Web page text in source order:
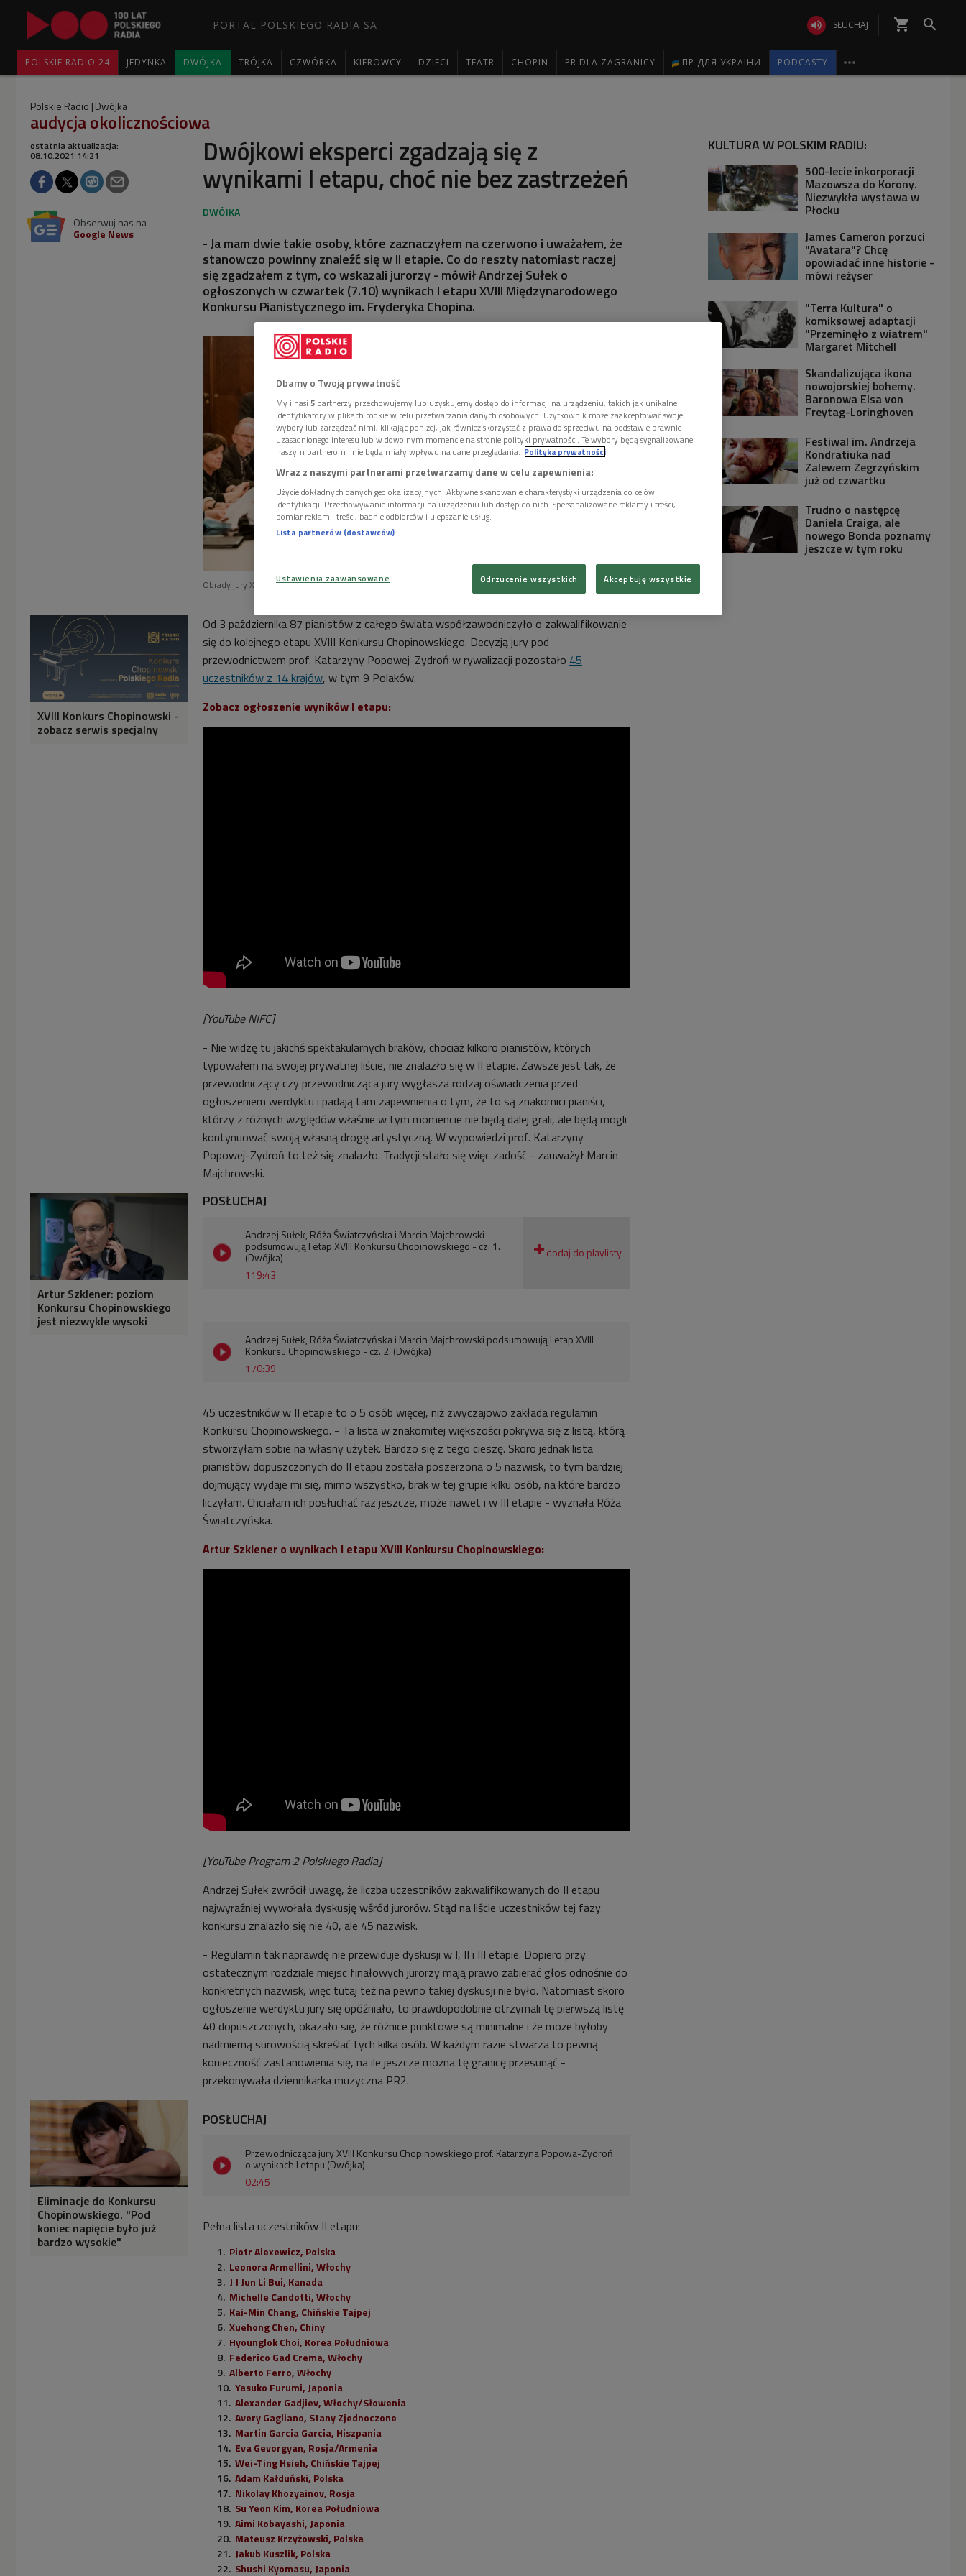
PORTAL POLSKIEGO RADIA SA  SŁUCHAJ shopping_cart 
POLSKIE RADIO 24 JEDYNKA DWÓJKA TRÓJKA CZWÓRKA KIEROWCY DZIECI TEATR CHOPIN PR DLA ZAGRANICY ПР ДЛЯ УКРАЇНИ PODCASTY 
Polskie Radio Dwójka
audycja okolicznościowa
Dwójkowi eksperci zgadzają się z
wynikami I etapu, choć nie bez zastrzeżeń
ostatnia aktualizacja:
08.10.2021 14:21
Obserwuj nas na
Google News
- Ja mam dwie takie osoby, które zaznaczyłem na czerwono i uważałem, że
stanowczo powinny znaleźć się w II etapie. Co do reszty natomiast raczej
się zgadzałem z tym, co wskazali jurorzy - mówił Andrzej Sułek o
ogłoszonych w czwartek (7.10) wynikach I etapu XVIII Międzynarodowego
Konkursu Pianistycznego im. Fryderyka Chopina.
Obrady jury XVIII Konkursu Chopinowskiego przed ogłoszeniem wyników I etapu Foto: NIFC
XVIII Konkurs Chopinowski -
zobacz serwis specjalny
Od 3 października 87 pianistów z całego świata współzawodniczyło o zakwalifikowanie
się do kolejnego etapu XVIII Konkursu Chopinowskiego. Decyzją jury pod
przewodnictwem prof. Katarzyny Popowej-Zydroń w rywalizacji pozostało 45
uczestników z 14 krajów, w tym 9 Polaków.
Zobacz ogłoszenie wyników I etapu:
[YouTube NIFC]
- Nie widzę tu jakichś spektakularnych braków, chociaż kilkoro pianistów, których
typowałem na swojej prywatnej liście, nie znalazło się w II etapie. Zawsze jest tak, że
przewodniczący czy przewodnicząca jury wygłasza rodzaj oświadczenia przed
ogłoszeniem werdyktu i padają tam zapewnienia o tym, że to są znakomici pianiści,
którzy z różnych względów właśnie w tym momencie nie będą dalej grali, ale będą mogli
kontynuować swoją własną drogę artystyczną. W wypowiedzi prof. Katarzyny
Popowej-Zydroń to też się znalazło. Tradycji stało się więc zadość - zauważył Marcin
Majchrowski.
Artur Szklener: poziom
Konkursu Chopinowskiego
jest niezwykle wysoki
POSŁUCHAJ
119:43
Andrzej Sułek, Róża Światczyńska i Marcin Majchrowski
podsumowują I etap XVIII Konkursu Chopinowskiego - cz. 1.
(Dwójka)
170:39
Andrzej Sułek, Róża Światczyńska i Marcin Majchrowski podsumowują I etap XVIII
Konkursu Chopinowskiego - cz. 2. (Dwójka)
45 uczestników w II etapie to o 5 osób więcej, niż zwyczajowo zakłada regulamin
Konkursu Chopinowskiego. - Ta lista w znakomitej większości pokrywa się z listą, którą
stworzyłam sobie na własny użytek. Bardzo się z tego cieszę. Skoro jednak lista
pianistów dopuszczonych do II etapu została poszerzona o 5 nazwisk, to tym bardziej
dojmujący wydaje mi się, mimo wszystko, brak w tej grupie kilku osób, na które bardzo
liczyłam. Chciałam ich posłuchać raz jeszcze, może nawet i w III etapie - wyznała Róża
Światczyńska.
Artur Szklener o wynikach I etapu XVIII Konkursu Chopinowskiego:
[YouTube Program 2 Polskiego Radia]
Andrzej Sułek zwrócił uwagę, że liczba uczestników zakwalifikowanych do II etapu
najwyraźniej wywołała dyskusję wśród jurorów. Stąd na liście uczestników tej fazy
konkursu znalazło się nie 40, ale 45 nazwisk.
- Regulamin tak naprawdę nie przewiduje dyskusji w I, II i III etapie. Dopiero przy
ostatecznym rozdziale miejsc finałowych jurorzy mają prawo zabierać głos odnośnie do
konkretnych nazwisk, więc tutaj też na pewno takiej dyskusji nie było. Natomiast skoro
ogłoszenie werdyktu jury się opóźniało, to prawdopodobnie otrzymali tę pierwszą listę
40 dopuszczonych, okazało się, że różnice punktowe są minimalne i że może byłoby
nadmierną surowością skreślać tych kilka osób. W każdym razie stwarza to pewną
konieczność zastanowienia się, na ile jeszcze można tę granicę przesunąć -
przekonywała dziennikarka muzyczna PR2.
Eliminacje do Konkursu
Chopinowskiego. "Pod
koniec napięcie było już
bardzo wysokie"
POSŁUCHAJ
02:45
Przewodnicząca jury XVIII Konkursu Chopinowskiego prof. Katarzyna Popowa-Zydroń
o wynikach I etapu (Dwójka)
Pełna lista uczestników II etapu:
Piotr Alexewicz, Polska
Leonora Armellini, Włochy
J J Jun Li Bui, Kanada
Michelle Candotti, Włochy
Kai-Min Chang, Chińskie Tajpej
Xuehong Chen, Chiny
Hyounglok Choi, Korea Południowa
Federico Gad Crema, Włochy
Alberto Ferro, Włochy
Yasuko Furumi, Japonia
Alexander Gadjiev, Włochy/Słowenia
Avery Gagliano, Stany Zjednoczone
Martin Garcia Garcia, Hiszpania
Eva Gevorgyan, Rosja/Armenia
Wei-Ting Hsieh, Chińskie Tajpej
Adam Kałduński, Polska
Nikolay Khozyainov, Rosja
Su Yeon Kim, Korea Południowa
Aimi Kobayashi, Japonia
Mateusz Krzyżowski, Polska
Jakub Kuszlik, Polska
Shushi Kyomasu, Japonia
KULTURA W POLSKIM RADIU:
500-lecie inkorporacji
Mazowsza do Korony.
Niezwykła wystawa w
Płocku
James Cameron porzuci
"Avatara"? Chcę
opowiadać inne historie -
mówi reżyser
"Terra Kultura" o
komiksowej adaptacji
"Przeminęło z wiatrem"
Margaret Mitchell
Skandalizująca ikona
nowojorskiej bohemy.
Baronowa Elsa von
Freytag-Loringhoven
Festiwal im. Andrzeja
Kondratiuka nad
Zalewem Zegrzyńskim
już od czwartku
Trudno o następcę
Daniela Craiga, ale
nowego Bonda poznamy
jeszcze w tym roku
Dbamy o Twoją prywatność
My i nasi 5 partnerzy przechowujemy lub uzyskujemy dostęp do informacji na urządzeniu, takich jak unikalne
identyfikatory w plikach cookie w celu przetwarzania danych osobowych. Użytkownik może zaakceptować swoje
wybory lub zarządzać nimi, klikając poniżej, jak również skorzystać z prawa do sprzeciwu na podstawie prawnie
uzasadnionego interesu lub w dowolnym momencie na stronie polityki prywatności. Te wybory będą sygnalizowane
naszym partnerom i nie będą miały wpływu na dane przeglądania. Polityka prywatności
Wraz z naszymi partnerami przetwarzamy dane w celu zapewnienia:
Użycie dokładnych danych geolokalizacyjnych. Aktywne skanowanie charakterystyki urządzenia do celów
identyfikacji. Przechowywanie informacji na urządzeniu lub dostęp do nich. Spersonalizowane reklamy i treści,
pomiar reklam i treści, badnie odbiorców i ulepszanie usług.
Lista partnerów (dostawców)
Ustawienia zaawansowane Odrzucenie wszystkich Akceptuję wszystkie